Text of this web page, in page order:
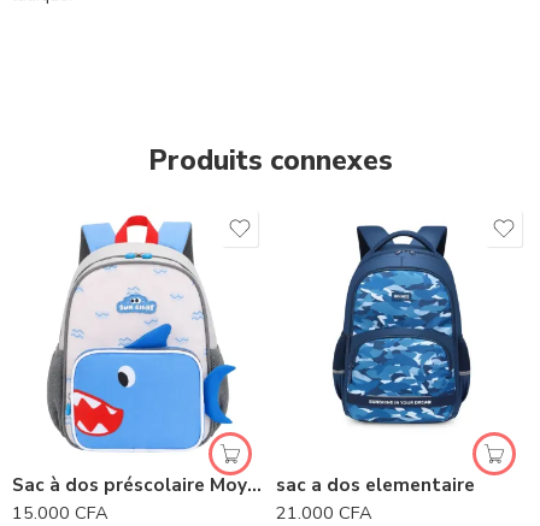
Produits connexes
Sac à dos préscolaire Moyenne Section – SUN EIGHT
15.000 CFA
sac a dos elementaire
21.000 CFA